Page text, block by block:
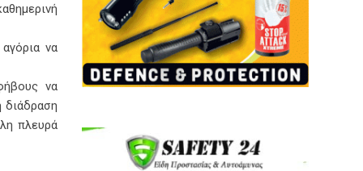
να
να
διάδραση
πλευρά